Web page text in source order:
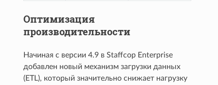
Оптимизация
производительности
Начиная с версии 4.9 в Staffcop Enterprise
добавлен новый механизм загрузки данных
(ETL), который значительно снижает нагрузку